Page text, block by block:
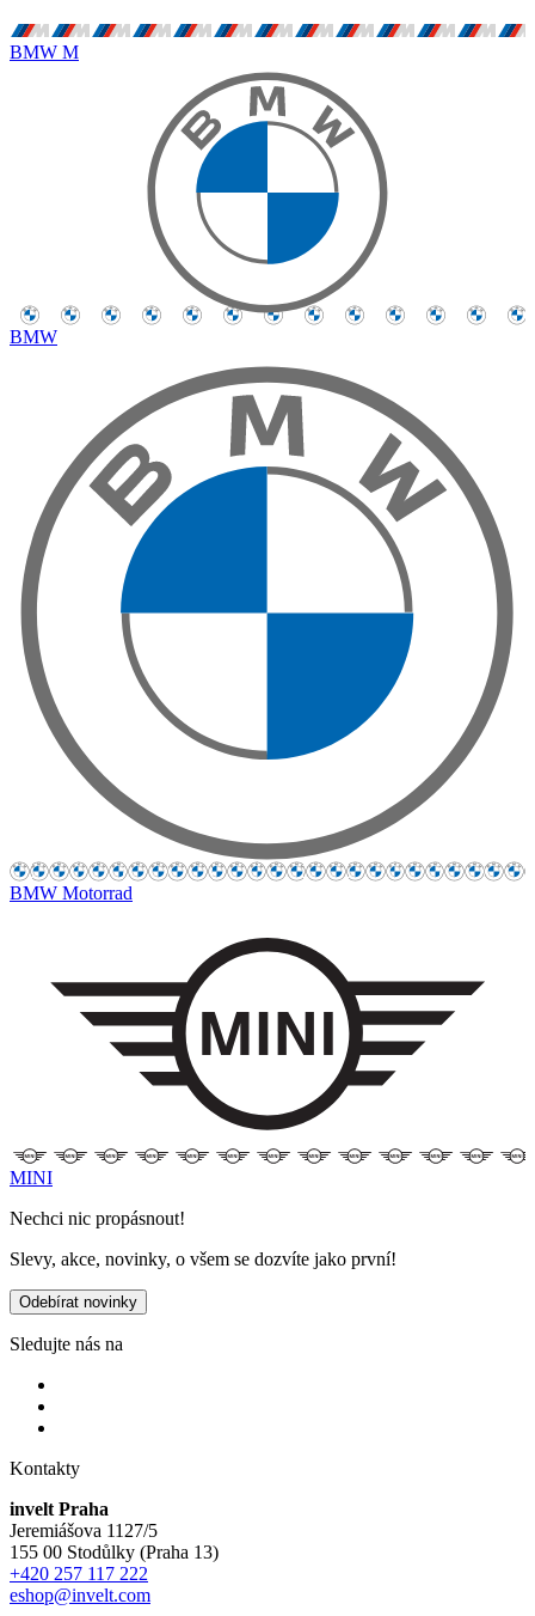
BMW M
BMW
BMW Motorrad
MINI
Nechci nic propásnout!
Slevy, akce, novinky, o všem se dozvíte jako první!
Odebírat novinky
Sledujte nás na
Kontakty
invelt Praha
Jeremiášova 1127/5
155 00 Stodůlky (Praha 13)
+420 257 117 222
eshop@invelt.com